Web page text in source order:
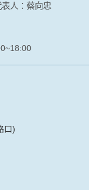
表人：蔡向忠
口)